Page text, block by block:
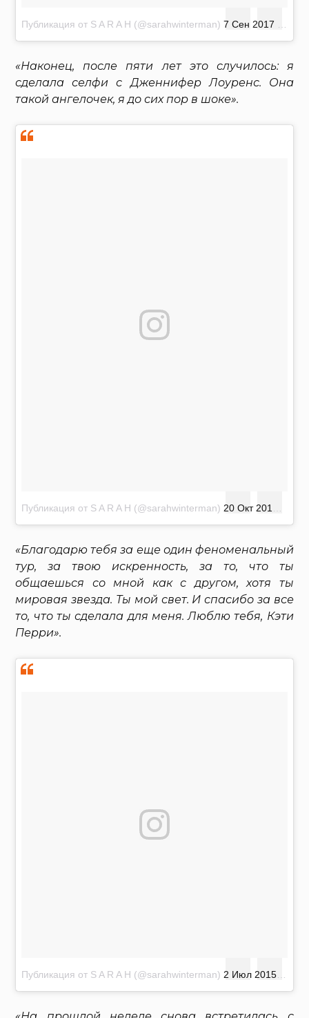
Публикация от S A R A H (@sarahwinterman) 7 Сен 2017 в 3:20 PDT
«Наконец, после пяти лет это случилось: я
сделала селфи с Дженнифер Лоуренс. Она
такой ангелочек, я до сих пор в шоке».
Публикация от S A R A H (@sarahwinterman) 20 Окт 2015 в 10:16 PDT
«Благодарю тебя за еще один феноменальный
тур, за твою искренность, за то, что ты
общаешься со мной как с другом, хотя ты
мировая звезда. Ты мой свет. И спасибо за все
то, что ты сделала для меня. Люблю тебя, Кэти
Перри».
Публикация от S A R A H (@sarahwinterman) 2 Июл 2015 в 12:39 PDT